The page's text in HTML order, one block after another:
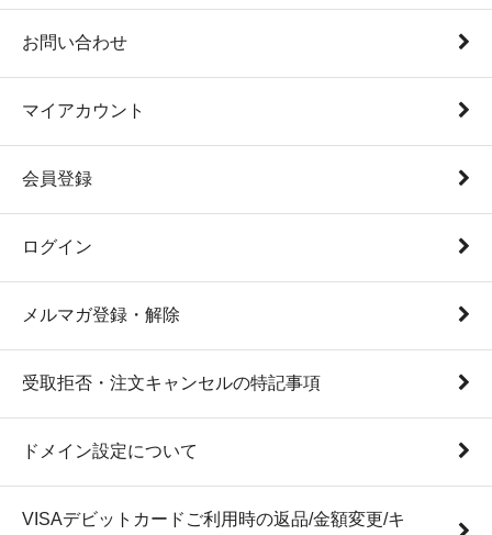
お問い合わせ
マイアカウント
会員登録
ログイン
メルマガ登録・解除
受取拒否・注文キャンセルの特記事項
ドメイン設定について
VISAデビットカードご利用時の返品/金額変更/キ